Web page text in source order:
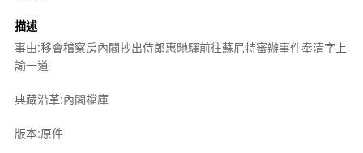
描述
事由:移會稽察房內閣抄出侍郎惠馳驛前往蘇尼特審辦事件奉清字上
諭一道
典藏沿革:內閣檔庫
版本:原件